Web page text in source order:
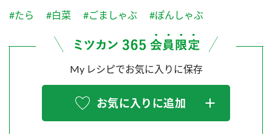
ふりかけ おすしの素
炊き込みご飯の素 米飯用調味液
PIN印
スペシャルサイト
ZENB initiative
MIM（ミツカンミュージアム）
販売終了製品のご案内
よくあるご質問
#たら #白菜 #ごましゃぶ #ぽんしゃぶ
My レシピでお気に入りに保存
お気に入りに追加